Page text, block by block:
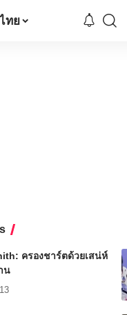
ไทย
ครองชาร์ตด้วยเสน่ห์
น